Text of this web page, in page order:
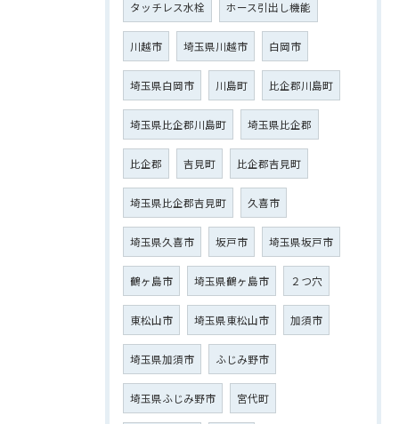
タッチレス水栓 ホース引出し機能
川越市 埼玉県川越市 白岡市
埼玉県白岡市 川島町 比企郡川島町
埼玉県比企郡川島町 埼玉県比企郡
比企郡 吉見町 比企郡吉見町
埼玉県比企郡吉見町 久喜市
埼玉県久喜市 坂戸市 埼玉県坂戸市
鶴ヶ島市 埼玉県鶴ヶ島市 ２つ穴
東松山市 埼玉県東松山市 加須市
埼玉県加須市 ふじみ野市
埼玉県ふじみ野市 宮代町